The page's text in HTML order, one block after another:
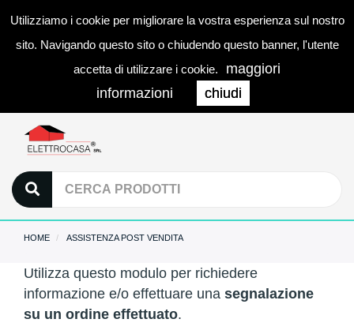
Utilizziamo i cookie per migliorare la vostra esperienza sul nostro
sito. Navigando questo sito o chiudendo questo banner, l'utente
accetta di utilizzare i cookie.
maggiori
informazioni
chiudi
0
HOME ASSISTENZA POST VENDITA
Utilizza questo modulo per richiedere
informazione e/o effettuare una segnalazione
su un ordine effettuato.